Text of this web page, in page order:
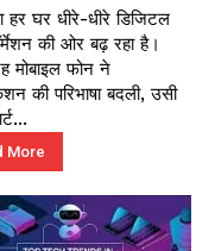
हर घर धीरे-धीरे डिजिटल
की ओर बढ़ रहा है।
मोबाइल फोन ने
की परिभाषा बदली, उसी
More